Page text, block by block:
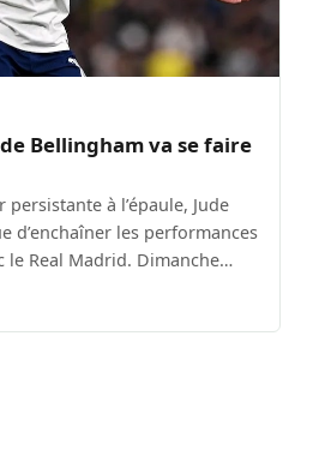
Bellingham va se faire
à l’épaule, Jude
d’enchaîner les performances
le Real Madrid. Dimanche…